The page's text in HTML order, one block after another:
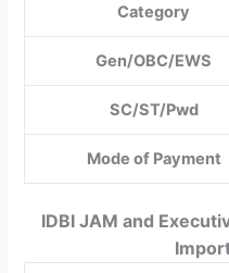
Category
Gen/OBC/EWS
SC/ST/Pwd
Mode of Payment
IDBI JAM and